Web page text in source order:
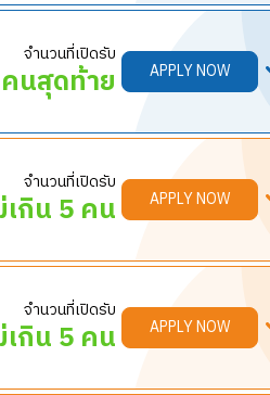
ตามคู่มือที่กำหนดไว้ และเติมสต็อกให้
รฐานที่กำหนด
สุดกะ นำขยะไปทิ้ง และทำความ
นของเครื่องล้างจานรวมถึงนำภาชนะ
“Can Do Attitude” สามารถบริหาร
ๆ ที่ได้รับมอบหมาย
ะอาหาร
จำนวนที่เปิดรับ
นสุดท้าย APPLY NOW
รวดเร็ว
จำนวนที่เปิดรับ
เกิน 5 คน APPLY NOW
จำนวนที่เปิดรับ
เกิน 5 คน APPLY NOW